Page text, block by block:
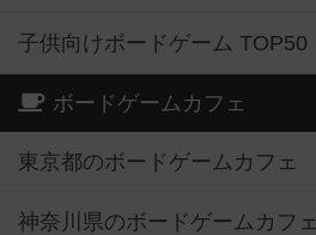
子供向けボードゲーム TOP50
ボードゲームカフェ
東京都のボードゲームカフェ
神奈川県のボードゲームカフェ